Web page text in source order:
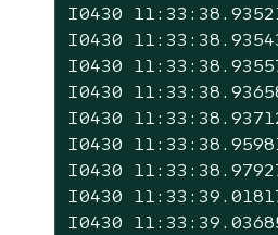
I0430
I0430
I0430
I0430
I0430
I0430
I0430
I0430
I0430